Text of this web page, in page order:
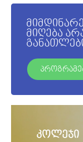
მიღება
კოლეჯი